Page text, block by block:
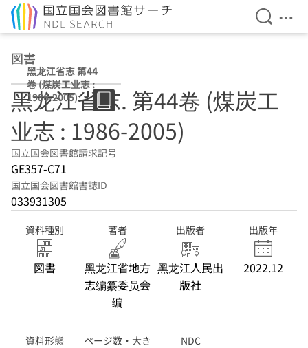
検索を
メ
図書
黑龙江省志 第44
卷 (煤炭工业志 :
1986-2005)
黑龙江省志. 第44卷 (煤炭工
业志 : 1986-2005)
国立国会図書館請求記号
GE357-C71
国立国会図書館書誌ID
033931305
資料種別
図書
著者
黑龙江省地方
志编纂委员会
编
出版者
黑龙江人民出
版社
出版年
2022.12
資料形態
ページ数・大き
NDC